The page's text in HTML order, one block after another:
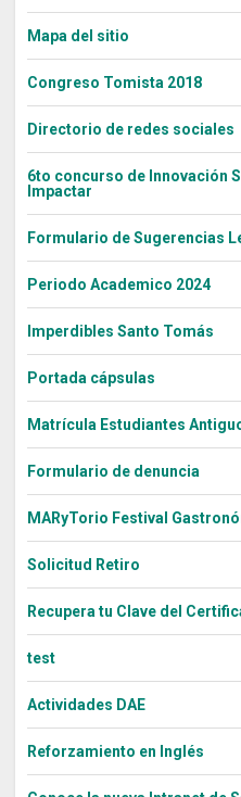
Mapa del sitio
Congreso Tomista 2018
Directorio de redes sociales
6to concurso de Innovación
Impactar
Formulario de Sugerencias
Periodo Academico 2024
Imperdibles Santo Tomás
Portada cápsulas
Matrícula Estudiantes
Formulario de denuncia
MARyTorio Festival
Solicitud Retiro
Recupera tu Clave del
test
Actividades DAE
Reforzamiento en Inglés